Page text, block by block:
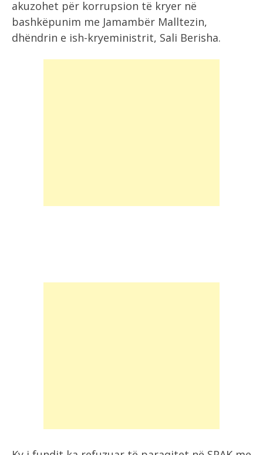
akuzohet për korrupsion të kryer në
bashkëpunim me Jamambër Malltezin,
dhëndrin e ish-kryeministrit, Sali Berisha.